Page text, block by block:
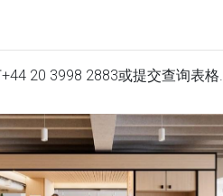
+44 20 3998 2883或提交查询表格.